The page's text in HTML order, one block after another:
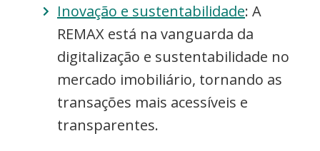
Inovação e sustentabilidade: A
REMAX está na vanguarda da
digitalização e sustentabilidade no
mercado imobiliário, tornando as
transações mais acessíveis e
transparentes.